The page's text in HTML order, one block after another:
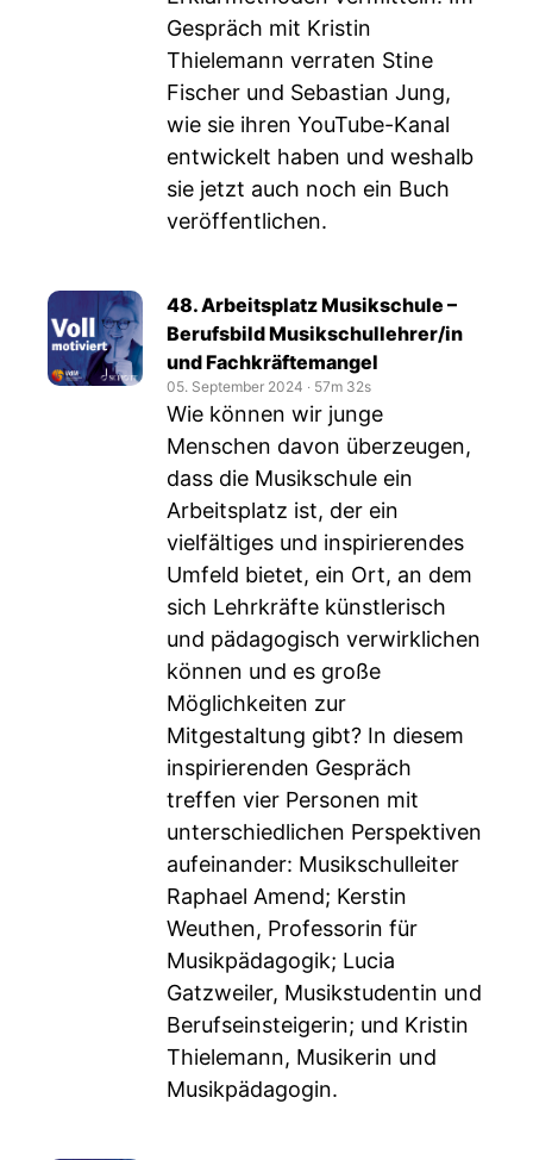
Gespräch mit Kristin
Thielemann verraten Stine
Fischer und Sebastian Jung,
wie sie ihren YouTube-Kanal
entwickelt haben und weshalb
sie jetzt auch noch ein Buch
veröffentlichen.
48. Arbeitsplatz Musikschule –
Berufsbild Musikschullehrer/in
und Fachkräftemangel
05. September 2024 ‧ 57m 32s
Wie können wir junge
Menschen davon überzeugen,
dass die Musikschule ein
Arbeitsplatz ist, der ein
vielfältiges und inspirierendes
Umfeld bietet, ein Ort, an dem
sich Lehrkräfte künstlerisch
und pädagogisch verwirklichen
können und es große
Möglichkeiten zur
Mitgestaltung gibt? In diesem
inspirierenden Gespräch
treffen vier Personen mit
unterschiedlichen Perspektiven
aufeinander: Musikschulleiter
Raphael Amend; Kerstin
Weuthen, Professorin für
Musikpädagogik; Lucia
Gatzweiler, Musikstudentin und
Berufseinsteigerin; und Kristin
Thielemann, Musikerin und
Musikpädagogin.